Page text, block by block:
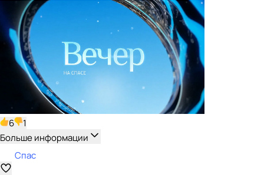
6
1
Больше информации
Спас